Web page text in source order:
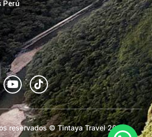
Perú
reservados © Tintaya Travel 2025.